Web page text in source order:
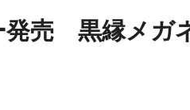
発売 黒縁メガ